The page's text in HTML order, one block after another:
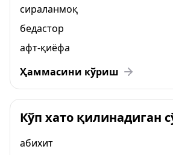
сираланмоқ
бедастор
афт-қиёфа
Ҳаммасини кўриш
Кўп хато қилинадиган
абихит